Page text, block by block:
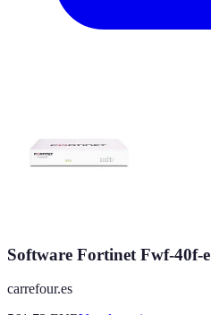
Software Fortinet Fwf-40f-e
carrefour.es